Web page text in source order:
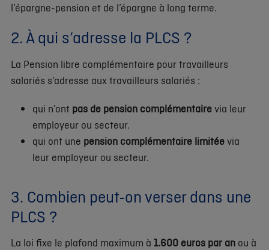
l’épargne-pension et de l’épargne à long terme.
2. À qui s’adresse la PLCS ?
La Pension libre complémentaire pour travailleurs
salariés s’adresse aux travailleurs salariés :
qui n’ont pas de pension complémentairevia leur
employeur ou secteur.
qui ont une pension complémentaire limitéevia
leur employeur ou secteur.
3. Combien peut-on verser dans une
PLCS ?
La loi fixe le plafond maximum à 1.600 euros par an ou à